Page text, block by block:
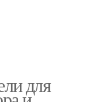
для